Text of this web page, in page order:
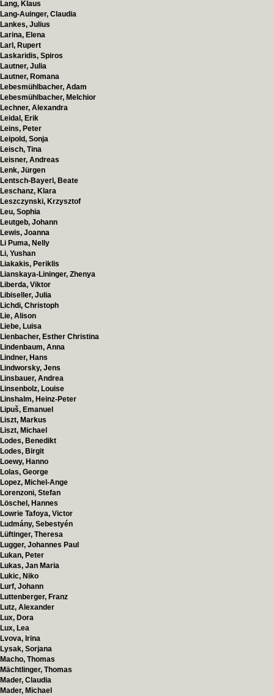
Lang, Klaus
Lang-Auinger, Claudia
Lankes, Julius
Larina, Elena
Larl, Rupert
Laskaridis, Spiros
Lautner, Julia
Lautner, Romana
Lebesmühlbacher, Adam
Lebesmühlbacher, Melchior
Lechner, Alexandra
Leidal, Erik
Leins, Peter
Leipold, Sonja
Leisch, Tina
Leisner, Andreas
Lenk, Jürgen
Lentsch-Bayerl, Beate
Leschanz, Klara
Leszczynski, Krzysztof
Leu, Sophia
Leutgeb, Johann
Lewis, Joanna
Li Puma, Nelly
Li, Yushan
Liakakis, Periklis
Lianskaya-Lininger, Zhenya
Liberda, Viktor
Libiseller, Julia
Lichdi, Christoph
Lie, Alison
Liebe, Luisa
Lienbacher, Esther Christina
Lindenbaum, Anna
Lindner, Hans
Lindworsky, Jens
Linsbauer, Andrea
Linsenbolz, Louise
Linshalm, Heinz-Peter
Lipuš, Emanuel
Liszt, Markus
Liszt, Michael
Lodes, Benedikt
Lodes, Birgit
Loewy, Hanno
Lolas, George
Lopez, Michel-Ange
Lorenzoni, Stefan
Löschel, Hannes
Lowrie Tafoya, Victor
Ludmány, Sebestyén
Lüftinger, Theresa
Lugger, Johannes Paul
Lukan, Peter
Lukas, Jan Maria
Lukic, Niko
Lurf, Johann
Luttenberger, Franz
Lutz, Alexander
Lux, Dora
Lux, Lea
Lvova, Irina
Lysak, Sorjana
Macho, Thomas
Mächtlinger, Thomas
Mader, Claudia
Mader, Michael